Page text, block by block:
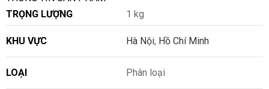
TRỌNG LƯỢNG
1 kg
KHU VỰC Hà Nội, Hồ Chí Minh
LOẠI Phân loại